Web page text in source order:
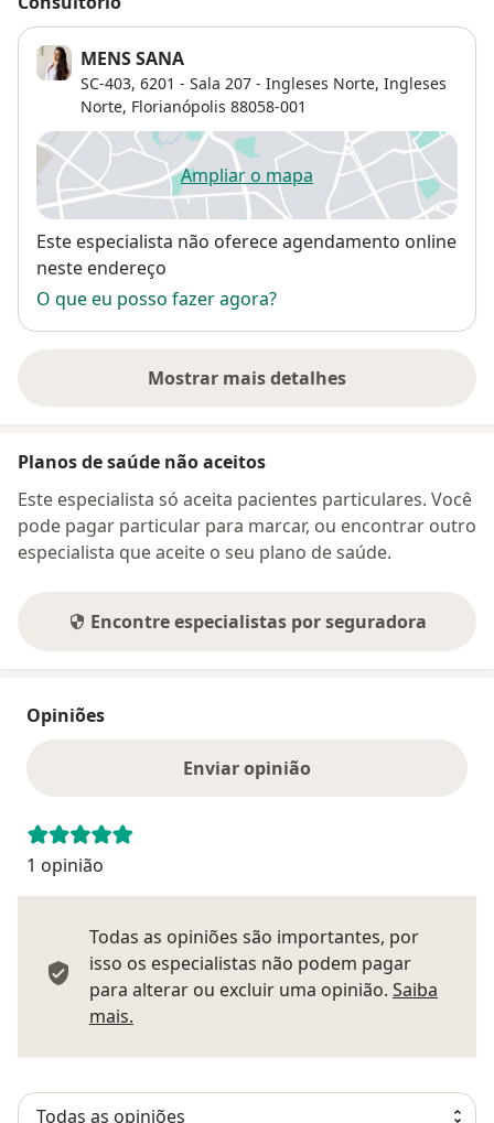
MENS SANA
SC-403, 6201 - Sala 207 - Ingleses Norte, Ingleses
Norte, Florianópolis 88058-001
Ampliar o mapaabre num novo separador
Disponibilidade
Este especialista não oferece agendamento online
neste endereço
O que eu posso fazer agora?
Mostrar mais detalhes
sobre o endereço
Planos de saúde não aceitos
Este especialista só aceita pacientes particulares. Você
pode pagar particular para marcar, ou encontrar outro
especialista que aceite o seu plano de saúde.
Encontre especialistas por seguradora
Opiniões
Enviar opinião
1 opinião
Todas as opiniões são importantes, por
isso os especialistas não podem pagar
para alterar ou excluir uma opinião. Saiba
mais.